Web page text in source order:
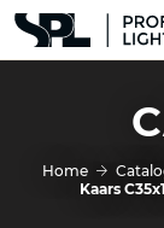
Home
Kaars